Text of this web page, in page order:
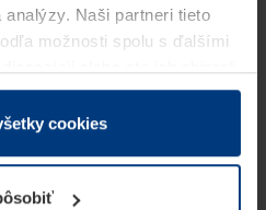
Naši partneri tieto
možnosti spolu s ďalšími
služieb.
cookies ukladať na Vašom
všetky ostatné typy cookie
Vaše povolenie môžete
cookies